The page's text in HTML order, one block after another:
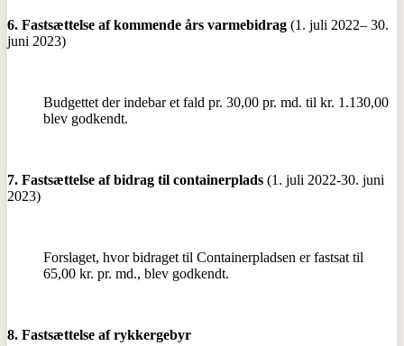
6. Fastsættelse af kommende års varmebidrag (1. juli 2022– 30.
juni 2023)
Budgettet der indebar et fald pr. 30,00 pr. md. til kr. 1.130,00
blev godkendt.
7. Fastsættelse af bidrag til containerplads (1. juli 2022-30. juni
2023)
Forslaget, hvor bidraget til Containerpladsen er fastsat til
65,00 kr. pr. md., blev godkendt.
8. Fastsættelse af rykkergebyr